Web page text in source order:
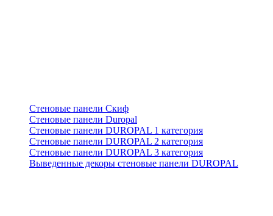
Стеновые панели Скиф
Стеновые панели Duropal
Стеновые панели DUROPAL 1 категория
Стеновые панели DUROPAL 2 категория
Стеновые панели DUROPAL 3 категория
Выведенные декоры стеновые панели DUROPAL